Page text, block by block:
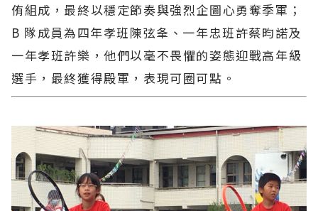
侑組成，最終以穩定節奏與強烈企圖心勇奪季軍；
B 隊成員為四年孝班陳弦夆、一年忠班許蔡昀諾及
一年孝班許樂，他們以毫不畏懼的姿態迎戰高年級
選手，最終獲得殿軍，表現可圈可點。